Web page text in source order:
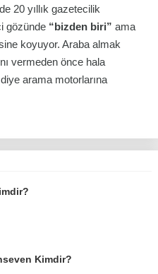
20 yıllık gazetecilik
gözünde “bizden biri” ama
koyuyor. Araba almak
vermeden önce hala
arama motorlarına
Kimdir?